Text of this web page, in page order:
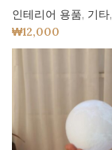
인테리어 용품, 기타,
₩12,000